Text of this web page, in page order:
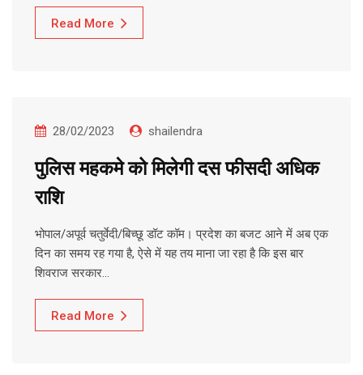
Read More
28/02/2023 shailendra
पुलिस महकमे को मिलेगी दस फीसदी अधिक
राशि
भोपाल/अपूर्व चतुर्वेदी/बिच्छू डॉट कॉम। प्रदेश का बजट आने में अब एक
दिन का समय रह गया है, ऐसे में यह तय माना जा रहा है कि इस बार
शिवराज सरकार…
Read More